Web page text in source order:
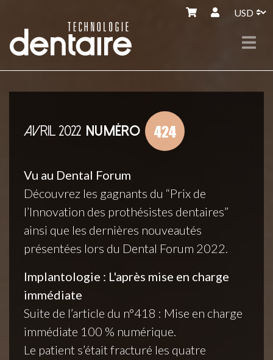
AVRIL 2022 NUMÉRO 424
Vu au Dental Forum
Découvrez les gagnants du “Prix de
l’Innovation des prothésistes dentaires”
ainsi que les dernières nouveautés
présentées lors du Dental Forum 2022.
Implantologie : L'après mise en charge
immédiate
Suite de l’article du n°418 : Mise en charge
immédiate 100 % numérique.
Le patient s’était fracturé les quatre